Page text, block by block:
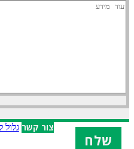
צור קשר גלול למעלה